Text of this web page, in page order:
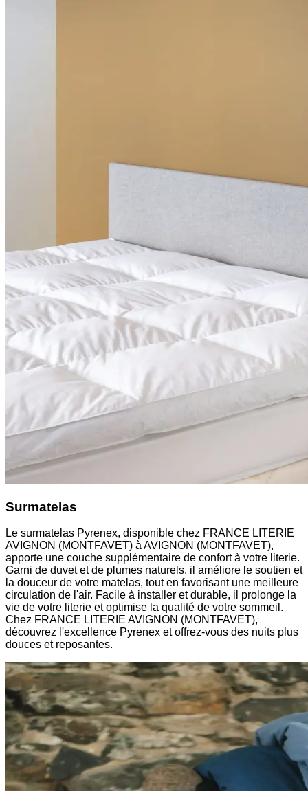
Surmatelas
Le surmatelas Pyrenex, disponible chez FRANCE LITERIE
AVIGNON (MONTFAVET) à AVIGNON (MONTFAVET),
apporte une couche supplémentaire de confort à votre literie.
Garni de duvet et de plumes naturels, il améliore le soutien et
la douceur de votre matelas, tout en favorisant une meilleure
circulation de l'air. Facile à installer et durable, il prolonge la
vie de votre literie et optimise la qualité de votre sommeil.
Chez FRANCE LITERIE AVIGNON (MONTFAVET),
découvrez l'excellence Pyrenex et offrez-vous des nuits plus
douces et reposantes.